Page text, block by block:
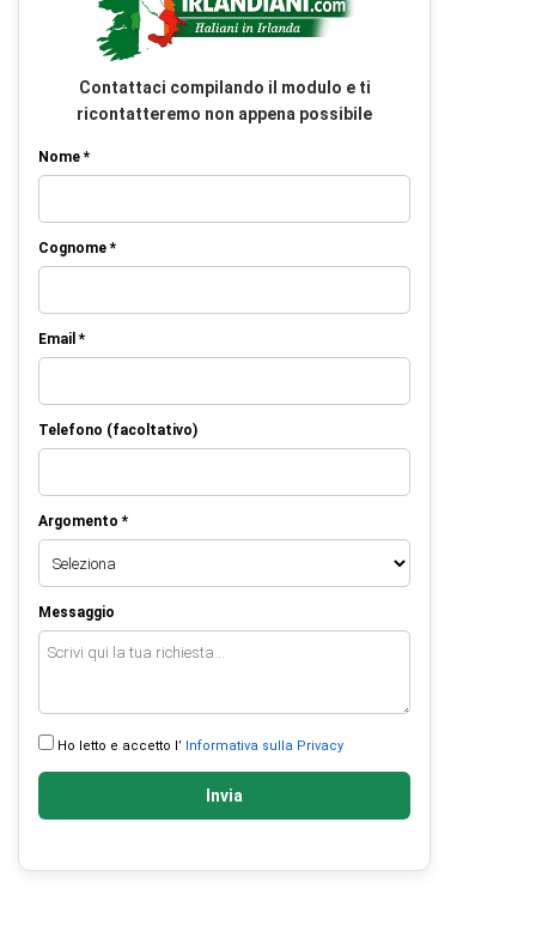
Contattaci compilando il modulo e ti
ricontatteremo non appena possibile
Nome *
Cognome *
Email *
Telefono (facoltativo)
Argomento *
Messaggio
Ho letto e accetto l’ Informativa sulla Privacy
Invia